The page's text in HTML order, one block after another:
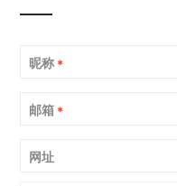
昵称 *
邮箱 *
网址